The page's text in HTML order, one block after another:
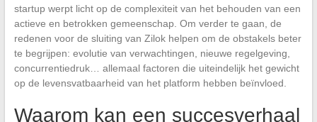
startup werpt licht op de complexiteit van het behouden van een
actieve en betrokken gemeenschap. Om verder te gaan, de
redenen voor de sluiting van Zilok helpen om de obstakels beter
te begrijpen: evolutie van verwachtingen, nieuwe regelgeving,
concurrentiedruk… allemaal factoren die uiteindelijk het gewicht
op de levensvatbaarheid van het platform hebben beïnvloed.
Waarom kan een succesverhaal